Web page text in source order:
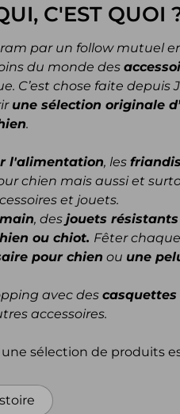
C'EST QUOI
par un follow mutuel
du monde des
C’est chose faite depuis
une sélection originale
.
l'alimentation, les
chien mais aussi et
et jouets.
, des jouets résistants
ou chiot. Fêter
pour chien ou une
avec des casquettes
accessoires.
sélection de produits